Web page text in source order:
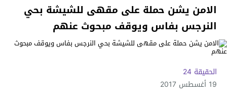
الامن يشن حملة على مقهى للشيشة بحي
النرجس بفاس ويوقف مبحوث عنهم
الحقيقة 24
19 أغسطس 2017